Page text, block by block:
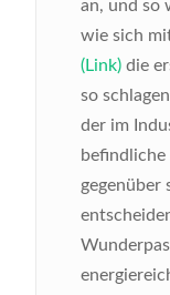
an, und so
wie sich
(Link) die
so
der im
gegenüber